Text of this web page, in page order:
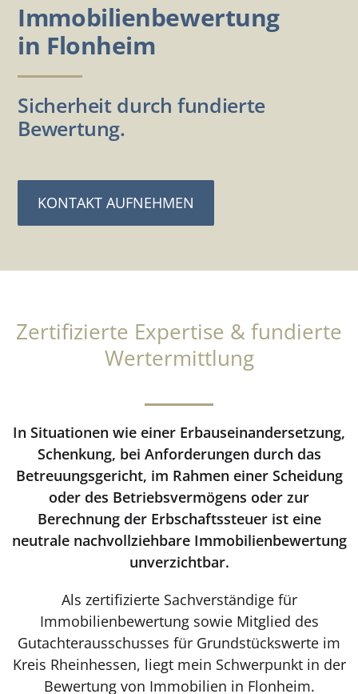
Immobilienbewertung
in Flonheim
Sicherheit durch fundierte
Bewertung.
KONTAKT AUFNEHMEN
Zertifizierte Expertise & fundierte
Wertermittlung
In Situationen wie einer Erbauseinandersetzung,
Schenkung, bei Anforderungen durch das
Betreuungsgericht, im Rahmen einer Scheidung
oder des Betriebsvermögens oder zur
Berechnung der Erbschaftssteuer ist eine
neutrale nachvollziehbare Immobilienbewertung
unverzichtbar.
Als zertifizierte Sachverständige für
Immobilienbewertung sowie Mitglied des
Gutachterausschusses für Grundstückswerte im
Kreis Rheinhessen, liegt mein Schwerpunkt in der
Bewertung von Immobilien in Flonheim.